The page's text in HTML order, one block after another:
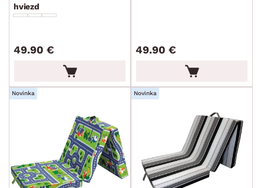
hviezd
49.90 € 49.90 €
Novinka Novinka